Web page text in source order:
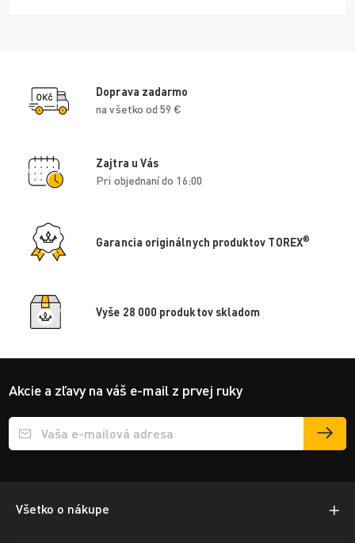
Doprava zadarmo
na všetko od 59 €
Zajtra u Vás
Pri objednaní do 16:00
Garancia originálnych produktov TOREX®
Vyše 28 000 produktov skladom
Akcie a zľavy na váš e-mail z prvej ruky
Přihlášení e-mailu k odběru
Všetko o nákupe